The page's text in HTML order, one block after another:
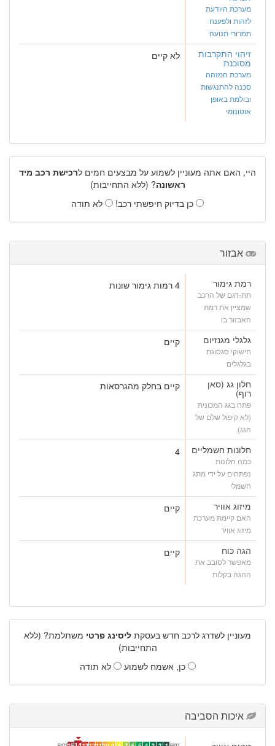
מערכת היודעת
לזהות ולפענח
תמרורי תנועה
זיהוי התקרבות
מסוכנת
מערכת המזהה
סכנה להתנגשות
ובולמת באופן
אוטונומי
לא קיים
היי, האם אתה מעוניין לשמוע על מבצעים חמים לרכישת רכב מיד
ראשונה? (ללא התחייבות)
כן בדיוק חיפשתי רכב!
לא תודה
אבזור
רמת גימור
תת-דגם של הרכב
שמציין את רמת
האבזור בו
4 רמות גימור שונות
גלגלי מגנזיום
חישוקי סגסוגת
בגלגלים
קיים
חלון גג (סאן
רוף)
פתח בגג המכונית
(לא קיפול שלם של
הגג)
קיים בחלק מהגרסאות
חלונות חשמליים
כמה חלונות
נפתחים על ידי מתג
חשמלי
4
מיזוג אוויר
האם קיימת מערכת
מיזוג אוויר
קיים
הגה כוח
מאפשר לסובב את
ההגה בקלות
קיים
מעוניין לשדרג לרכב חדש בעסקת ליסינג פרטי משתלמת? (ללא
התחייבות)
כן, אשמח לשמוע
לא תודה
איכות הסביבה
זיהום זיהום